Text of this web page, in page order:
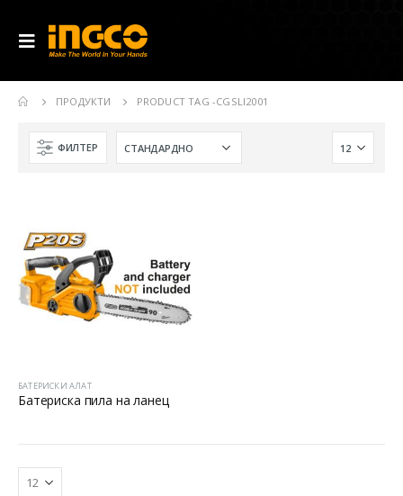
ПРОДУКТИ PRODUCT TAG -CGSLI2001
ФИЛТЕР
БАТЕРИСКИ АЛАТ
Батериска пила на ланец